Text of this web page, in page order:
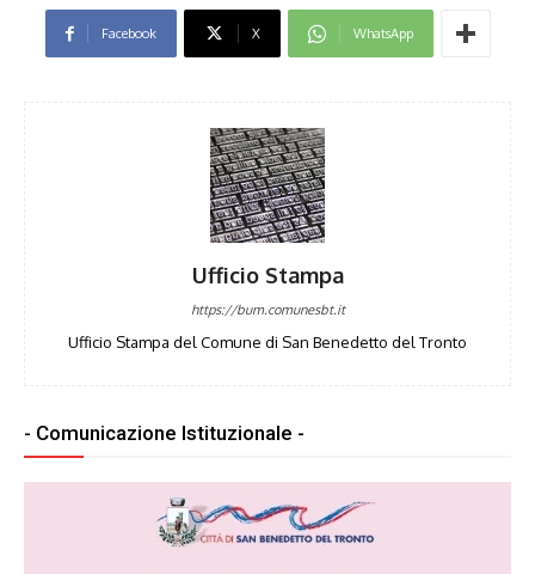
Facebook X WhatsApp
Ufficio Stampa
https://bum.comunesbt.it
Ufficio Stampa del Comune di San Benedetto del Tronto
- Comunicazione Istituzionale -